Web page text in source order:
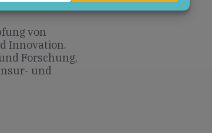
von
Innovation.
Forschung,
und